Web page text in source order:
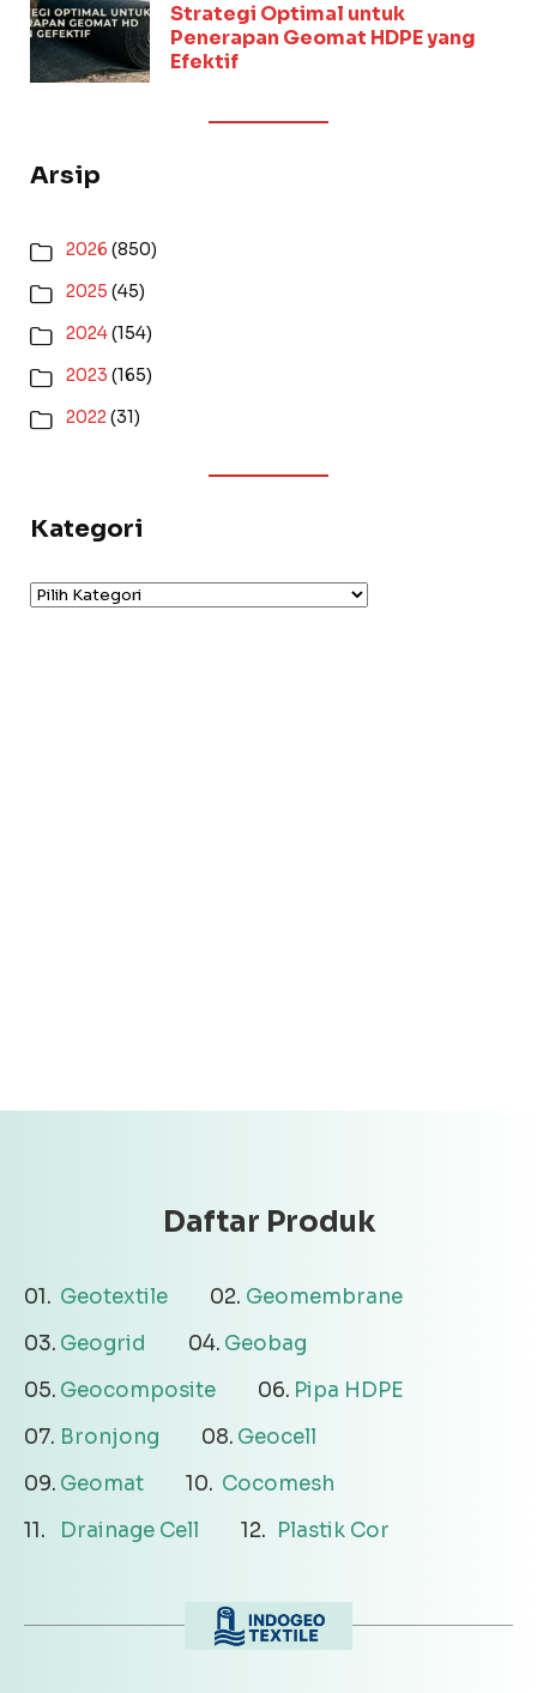
Strategi Optimal untuk
Penerapan Geomat HDPE yang
Efektif
Arsip
2026 (850)
2025 (45)
2024(154)
2023 (165)
2022(31)
Kategori
Kategori
Daftar Produk
Geotextile
Geomembrane
Geogrid
Geobag
Geocomposite
Pipa HDPE
Bronjong
Geocell
Geomat
Cocomesh
Drainage Cell
Plastik Cor